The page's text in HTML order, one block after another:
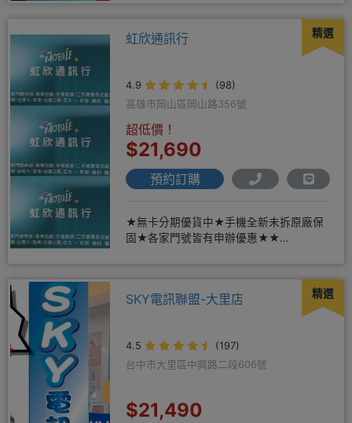
精選
虹欣通訊行
4.9
(98)
高雄市岡山區岡山路356號
超低價！
$21,690
預約訂購
★無卡分期優貨中★手機全新未拆原廠保
固★各家門號皆有申辦優惠★★
精選
SKY電訊聯盟-大里店
4.5
(197)
台中市大里區中興路二段606號
$21,490